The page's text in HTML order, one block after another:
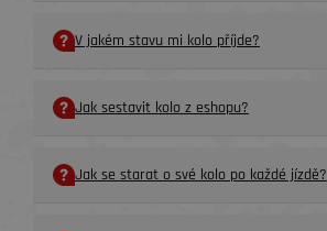
V jakém stavu mi kolo příjde?
Jak sestavit kolo z eshopu?
Jak se starat o své kolo po každé jízdě?